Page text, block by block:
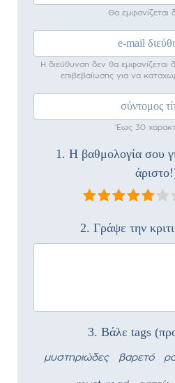
Θα εμφανίζεται
Η διεύθυνση δεν θα εμφανίζεται
επιβεβαίωσης για να
Έως 30
1. Η βαθμολογία σου
2. Γράψε την
3. Βάλε tags
μυστηριώδες βαρετό